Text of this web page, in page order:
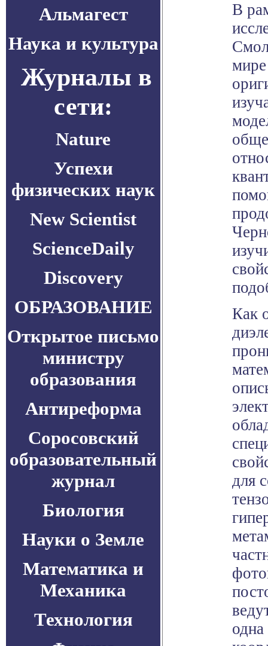
Альмагест
Наука и культура
Журналы в
сети:
Nature
Успехи
физических наук
New Scientist
ScienceDaily
Discovery
ОБРАЗОВАНИЕ
Открытое письмо
министру
образования
Антиреформа
Соросовский
образовательный
журнал
Биология
Науки о Земле
Математика и
Механика
Технология
В
Как
для